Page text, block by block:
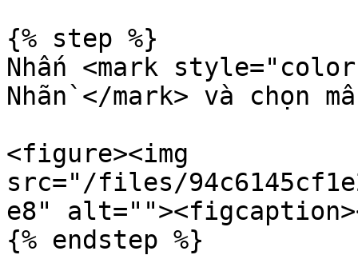
{% step %}
Nhấn <mark
Nhãn`</mark> và chọn
<figure><img
src="/files/
e8"
{% endstep %}